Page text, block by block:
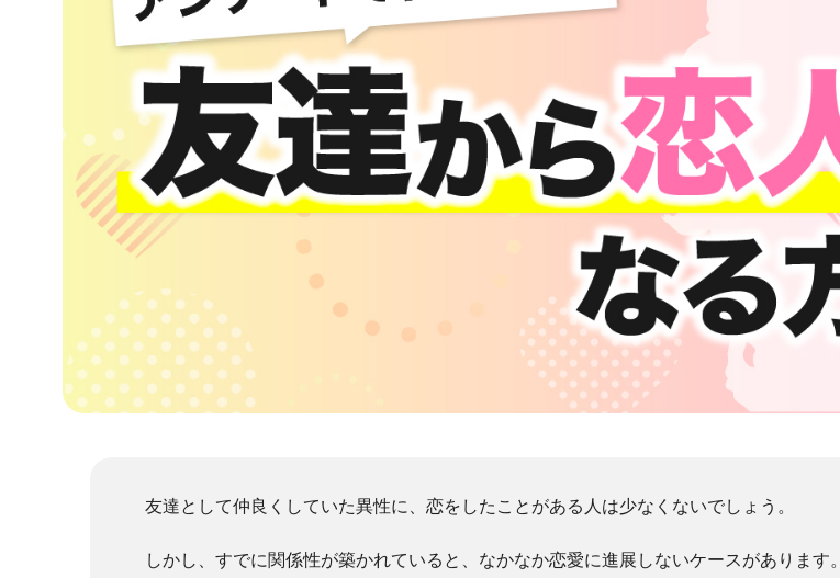
友達として仲良くしていた異性に、恋をしたことがある人は少なくないでしょう。
しかし、すでに関係性が築かれていると、なかなか恋愛に進展しないケースがあります。